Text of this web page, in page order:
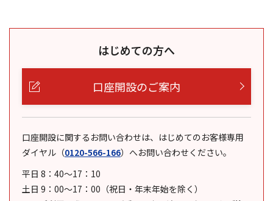
はじめての方へ
口座開設のご案内
口座開設に関するお問い合わせは、はじめてのお客様専用
ダイヤル （0120-566-166） へお問い合わせください。
平日 8：40～17：10
土日 9：00～17：00（祝日・年末年始を除く）